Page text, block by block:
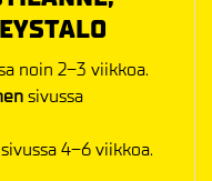
noin 2–3 viikkoa.
sivussa
sivussa 4–6 viikkoa.